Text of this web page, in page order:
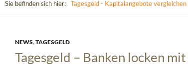
Sie befinden sich hier: Tagesgeld - Kapitalangebote vergleichen
NEWS,TAGESGELD
Tagesgeld – Banken locken